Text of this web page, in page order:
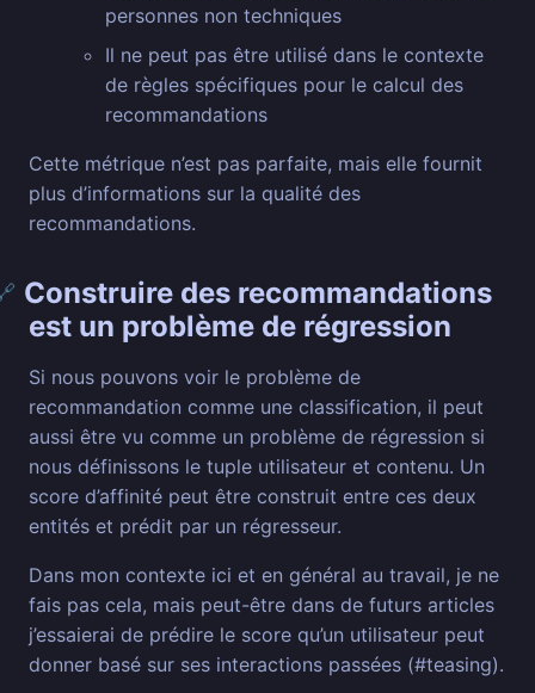
personnes non techniques
Il ne peut pas être utilisé dans le contexte
de règles spécifiques pour le calcul des
recommandations
Cette métrique n’est pas parfaite, mais elle fournit
plus d’informations sur la qualité des
recommandations.
Construire des recommandations
est un problème de régression
Si nous pouvons voir le problème de
recommandation comme une classification, il peut
aussi être vu comme un problème de régression si
nous définissons le tuple utilisateur et contenu. Un
score d’affinité peut être construit entre ces deux
entités et prédit par un régresseur.
Dans mon contexte ici et en général au travail, je ne
fais pas cela, mais peut-être dans de futurs articles
j’essaierai de prédire le score qu’un utilisateur peut
donner basé sur ses interactions passées (#teasing).